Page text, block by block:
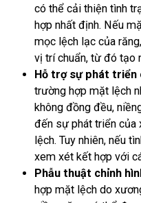
có thể cải thiện tình
hợp nhất định. Nếu
mọc lệch lạc của
vị trí chuẩn, từ đó tạo
Hỗ trợ sự phát triển
trường hợp mặt lệch
không đồng đều,
đến sự phát triển của
lệch. Tuy nhiên, nếu
xem xét kết hợp với
Phẫu thuật chỉnh
hợp mặt lệch do